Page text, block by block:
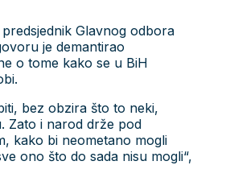
Glavnog odbora
je demantirao
o tome kako se u BiH
bez obzira što to neki,
Zato i narod drže pod
kako bi neometano mogli
ono što do sada nisu mogli“,